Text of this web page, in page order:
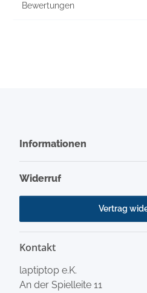
Bewertungen
Informationen
Widerruf
Vertrag
Kontakt
laptiptop e.K.
An der Spielleite 11